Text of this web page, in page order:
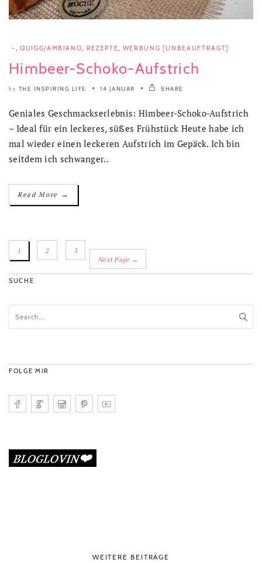
- , QUIGG/AMBIANO, REZEPTE, WERBUNG [UNBEAUFTRAGT]
Himbeer-Schoko-Aufstrich
by THE INSPIRING LIFE 14 JANUAR SHARE
Geniales Geschmackserlebnis: Himbeer-Schoko-Aufstrich
– Ideal für ein leckeres, süßes Frühstück Heute habe ich
mal wieder einen leckeren Aufstrich im Gepäck. Ich bin
seitdem ich schwanger..
Read More →
1 2
3
Next Page →
SUCHE
FOLGE MIR
WEITERE BEITRÄGE